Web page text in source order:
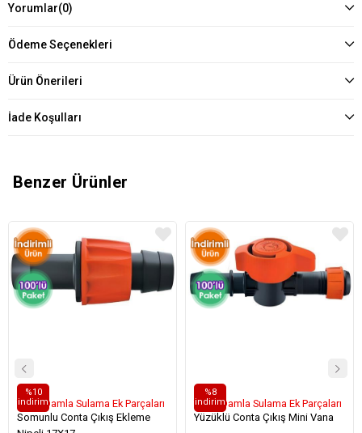
Yorumlar(0)
Ödeme Seçenekleri
Ürün Önerileri
İade Koşulları
Benzer Ürünler
Yassı Damla Sulama Ek Parçaları
Somunlu Conta Çıkış Ekleme
%10
i̇ndirim
Yassı Damla Sulama Ek Parçaları
Yüzüklü Conta Çıkış Mini Vana
%8
i̇ndirim